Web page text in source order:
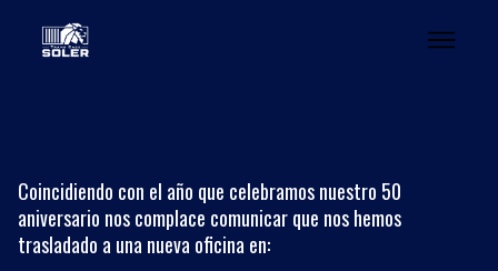
Coincidiendo con el año que celebramos nuestro 50
aniversario nos complace comunicar que nos hemos
trasladado a una nueva oficina en: